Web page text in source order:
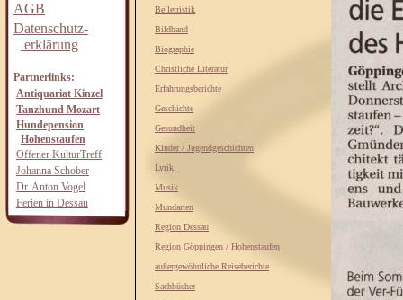
AGB
Datenschutz-
erklärung
Partnerlinks:
Antiquariat Kinzel
Tanzhund Mozart
Hundepension
Hohenstaufen
Offener KulturTreff
Johanna Schober
Dr. Anton Vogel
Ferien in Dessau
Belletristik
Bildband
Biographie
Christliche Literatur
Erfahrungsberichte
Geschichte
Gesundheit
Kinder / Jugendgeschichten
Lyrik
Musik
Mundarten
Region Dessau
Region Göppingen / Hohenstaufen
außergewöhnliche Reiseberichte
Sachbücher